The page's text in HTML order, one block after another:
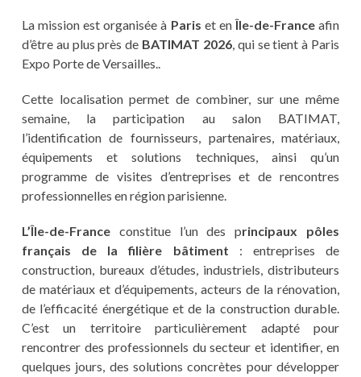
La mission est organisée à Paris et enÎle-de-France afin
d’être au plus près de BATIMAT 2026, qui se tient à Paris
Expo Porte de Versailles..
Cette localisation permet de combiner, sur une même
semaine, la participation au salon BATIMAT,
l’identification de fournisseurs, partenaires, matériaux,
équipements et solutions techniques, ainsi qu’un
programme de visites d’entreprises et de rencontres
professionnelles en région parisienne.
L’Île-de-Franceconstitue l’un des principaux pôles
français de la filière bâtiment : entreprises de
construction, bureaux d’études, industriels, distributeurs
de matériaux et d’équipements, acteurs de la rénovation,
de l’efficacité énergétique et de la construction durable.
C’est un territoire particulièrement adapté pour
rencontrer des professionnels du secteur et identifier, en
quelques jours, des solutions concrètes pour développer